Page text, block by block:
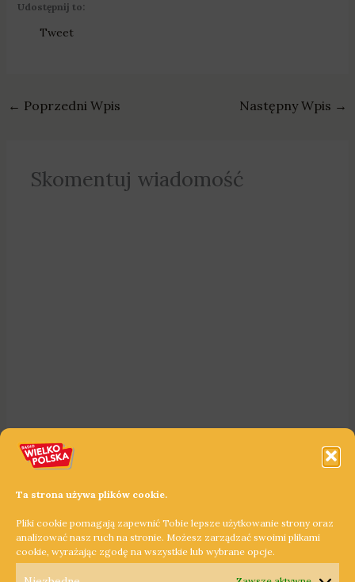
Ta strona używa plików cookie.
Pliki cookie pomagają zapewnić Tobie lepsze użytkowanie strony oraz
analizować nasz ruch na stronie. Możesz zarządzać swoimi plikami
cookie, wyrażając zgodę na wszystkie lub wybrane opcje.
Udostępnij to:
Tweet
← Poprzedni Wpis Następny Wpis →
Skomentuj wiadomość